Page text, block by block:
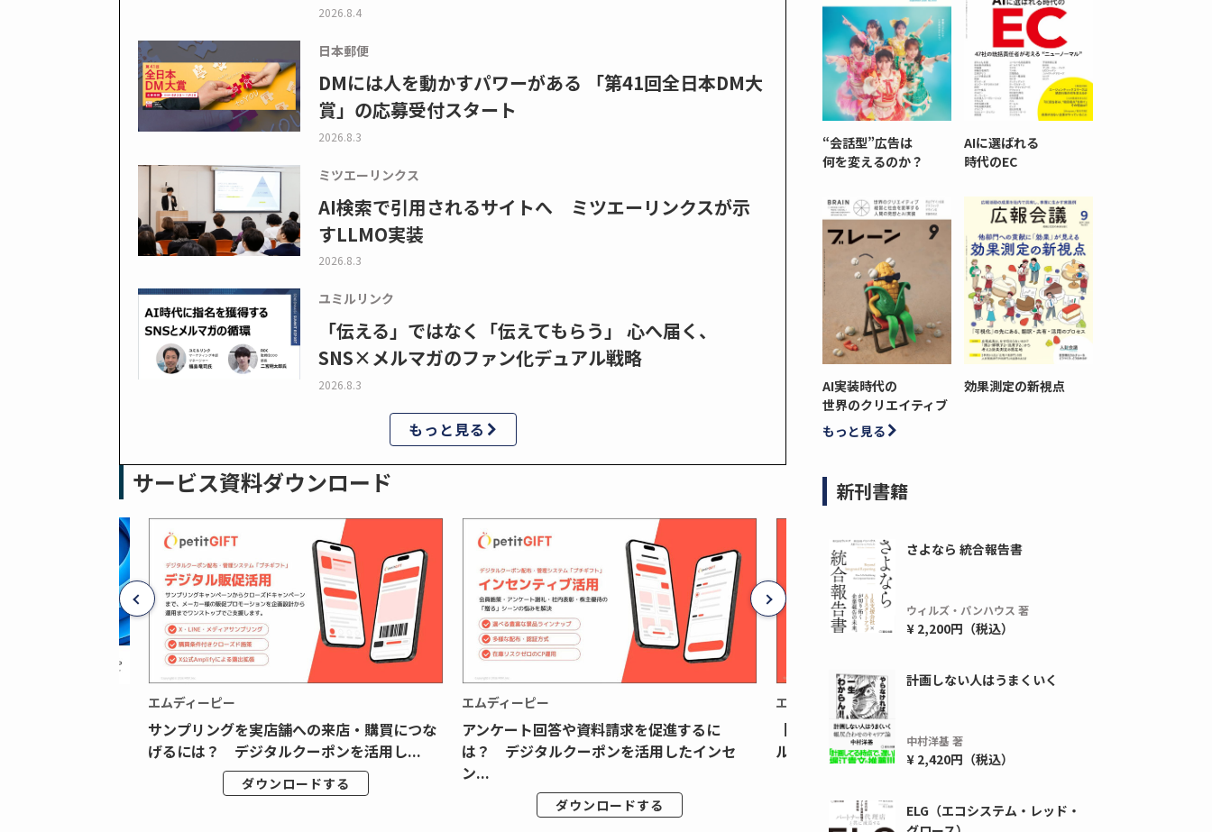
2026.8.4
日本郵便
DMには人を動かすパワーがある 「第41回全日本DM大
賞」の応募受付スタート
2026.8.3
ミツエーリンクス
AI検索で引用されるサイトへ ミツエーリンクスが示
すLLMO実装
2026.8.3
ユミルリンク
「伝える」ではなく「伝えてもらう」 心へ届く、
SNS×メルマガのファン化デュアル戦略
2026.8.3
もっと見る
サービス資料ダウンロード
エムディーピー
サンプリングを実店舗への来店・購買につな
げるには？ デジタルクーポンを活用し...
ダウンロードする
エムディーピー
アンケート回答や資料請求を促進するに
は？ デジタルクーポンを活用したインセ
ン...
ダウンロードする
エムディーピー
【月間1,000万本以上の配布実績！】デジタ
ルクーポンを活用した販促キャンペーンを...
“会話型”広告は
何を変えるのか？
AIに選ばれる
時代のEC
AI実装時代の
世界のクリエイティブ
効果測定の新視点
もっと見る
新刊書籍
さよなら 統合報告書
ウィルズ・パンハウス 著
¥ 2,200円（税込）
計画しない人はうまくいく
中村洋基 著
¥ 2,420円（税込）
ELG（エコシステム・レッド・